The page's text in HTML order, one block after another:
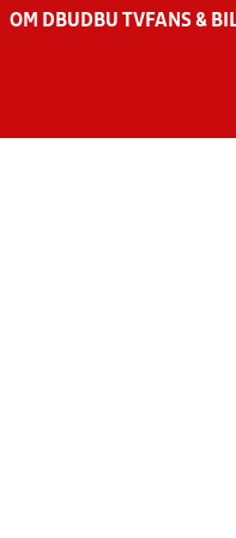
OM DBU DBU TV FANS &